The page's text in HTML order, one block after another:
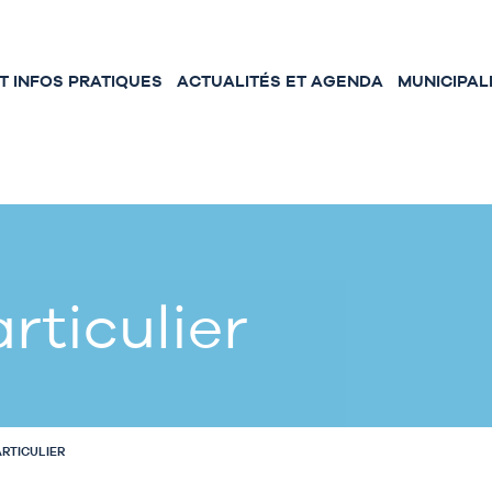
INFOS PRATIQUES ACTUALITÉS ET AGENDA